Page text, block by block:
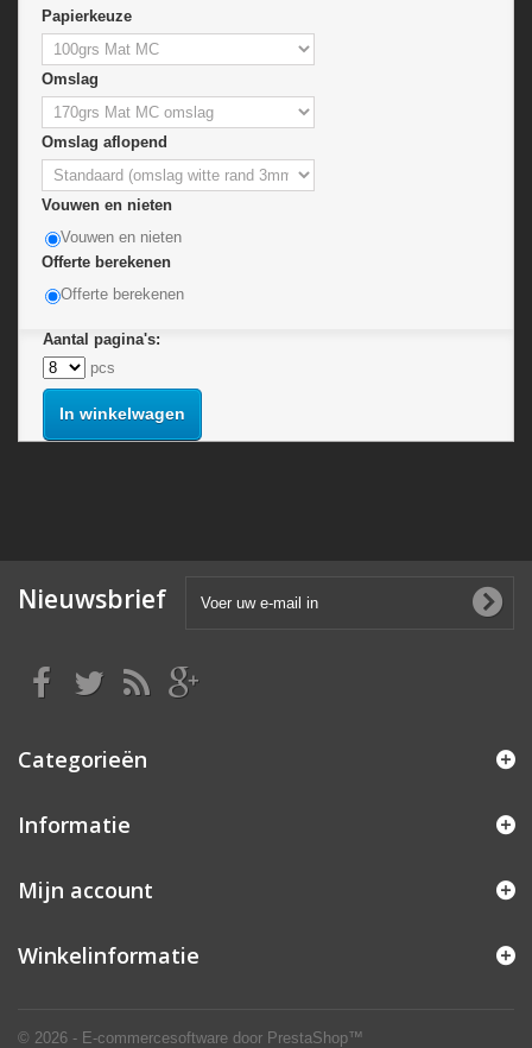
Papierkeuze
Omslag
Omslag aflopend
Vouwen en nieten
Vouwen en nieten
Offerte berekenen
Offerte berekenen
Aantal pagina's:
pcs
In winkelwagen
Nieuwsbrief
Categorieën
Informatie
© 2026 - E-commercesoftware door PrestaShop™
Mijn account
Winkelinformatie